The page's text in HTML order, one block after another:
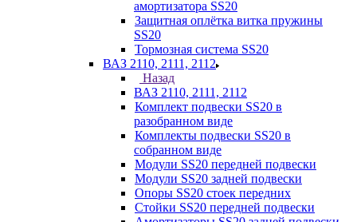
амортизатора SS20
Защитная оплётка витка пружины
SS20
Тормозная система SS20
ВАЗ 2110, 2111, 2112
Назад
ВАЗ 2110, 2111, 2112
Комплект подвески SS20 в
разобранном виде
Комплекты подвески SS20 в
собранном виде
Модули SS20 передней подвески
Модули SS20 задней подвески
Опоры SS20 стоек передних
Стойки SS20 передней подвески